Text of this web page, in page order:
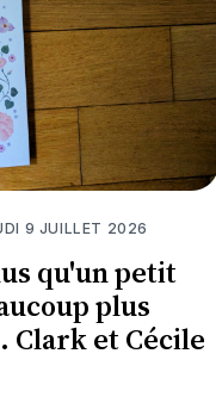
9 JUILLET 2026
qu'un petit
plus
Clark et Cécile